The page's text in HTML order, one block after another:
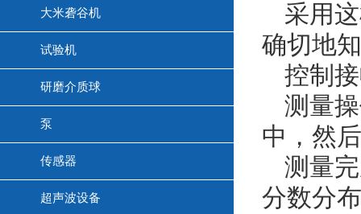
大米砻谷机
试验机
研磨介质球
泵
传感器
超声波设备
采用
确切地
控制
测量
中，然
测量
分数分